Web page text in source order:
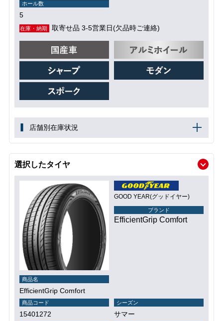
ホール数
5
在庫・納期 取寄せ品 3-5営業日(欠品時ご連絡)
店舗別在庫状況
選択したタイヤ
GOOD YEAR(グッドイヤー)
ブランド
EfficientGrip Comfort
商品名
EfficientGrip Comfort
商品コード
15401272
シーズン
サマー